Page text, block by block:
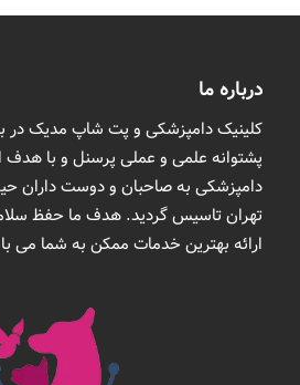
درباره ما
پشتوانه علمی و عملی پرسنل و با
دامپزشکی به صاحبان و دوست داران
تهران تاسیس گردید. هدف ما حفظ
ارائه بهترین خدمات ممکن به شما می